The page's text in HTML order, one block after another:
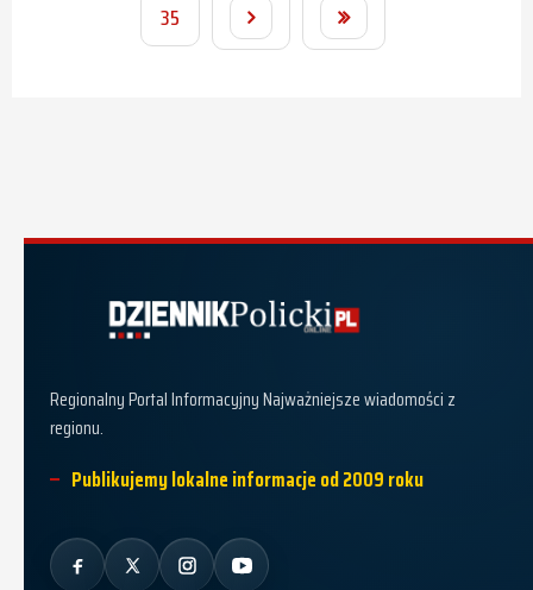
35
Regionalny Portal Informacyjny Najważniejsze wiadomości z
regionu.
Publikujemy lokalne informacje od 2009 roku